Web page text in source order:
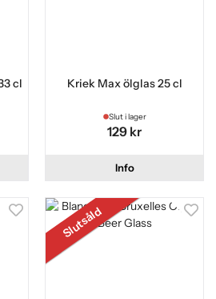
cl Kriek Max ölglas 25 cl
Slut i lager
129 kr
Info
Slutsåld